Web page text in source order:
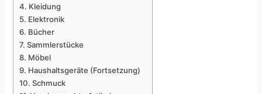
Kleidung
Elektronik
Bücher
Sammlerstücke
Möbel
Haushaltsgeräte (Fortsetzung)
Schmuck